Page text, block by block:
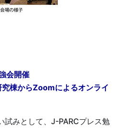
会開催
棟からZoomによるオンライ
みとして、J-PARCプレス勉